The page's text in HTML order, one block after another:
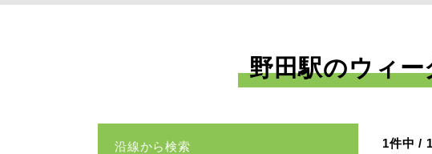
野田駅のウィ
沿線から検索 1件中 /